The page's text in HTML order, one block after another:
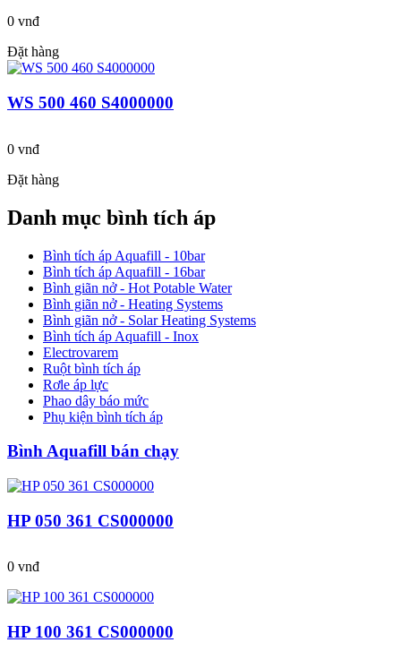
0 vnđ
Đặt hàng
WS 500 460 S4000000
0 vnđ
Đặt hàng
Danh mục bình tích áp
Bình tích áp Aquafill - 10bar
Bình tích áp Aquafill - 16bar
Bình giãn nở - Hot Potable Water
Bình giãn nở - Heating Systems
Bình giãn nở - Solar Heating Systems
Bình tích áp Aquafill - Inox
Electrovarem
Ruột bình tích áp
Rơle áp lực
Phao dây báo mức
Phụ kiện bình tích áp
Bình Aquafill bán chạy
HP 050 361 CS000000
0 vnđ
HP 100 361 CS000000